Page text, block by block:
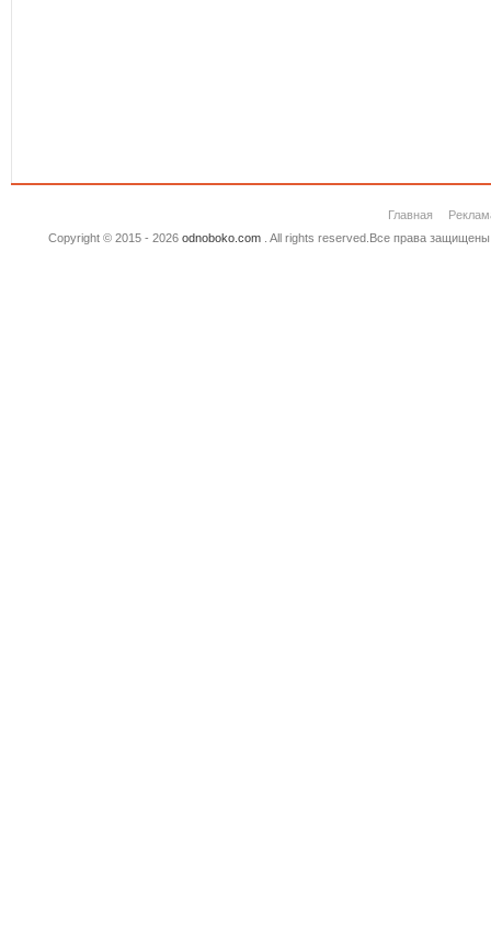
Главная
Copyright © 2015 - 2026 odnoboko.com. All rights reserved.Все права защищены.